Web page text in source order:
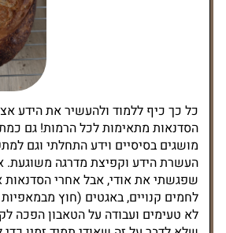
כל כך כיף ללמוד ולהעשיר את הידע
הסדנאות מתאימות לכל הרמות! גם
מושגים בסיסיים וידע התחלתי וגם
העשרת הידע וקפיצת מדרגה משוגעת.
שפגשתי את אודי, אבל אחרי הסדנאות
לחמים קנויים, באגטים (חוץ
לא טעימים ועבודה על הטאבון הפכה